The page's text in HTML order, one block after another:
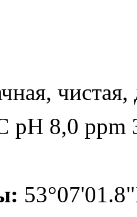
pH 8,0 ppm